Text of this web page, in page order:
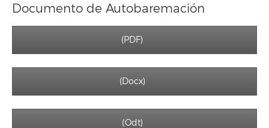
Documento de Autobaremación
(PDF)
(Docx)
(Odt)